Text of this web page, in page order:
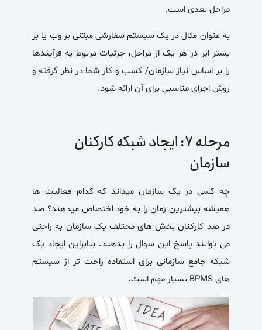
مراحل بعدی است.
به عنوان مثال در یک سیستم سفارشی مبتنی بر وب یا بر
بستر ابر در هر یک از مراحل، جزئیات مربوط به فرآیندها
را بر اساس نیاز سازمان/ کسب و کار شما در نظر گرفته و
روش اجرای مناسبی برای آن ارائه شود.
مرحله ۷: ایجاد شبکه کارکنان
سازمان
چه کسی در یک سازمان میداند که کدام فعالیت ها
همیشه بیشترین زمان را به خود اختصاص میدهند؟ صد
در صد کارکنان بخش های مختلف یک سازمان به راحتی
می توانند پاسخ این سوال را بدهند. بنابراین ایجاد یک
شبکه جامع سازمانی برای استفاده راحت تر از سیستم
های BPMS بسیار مهم است.